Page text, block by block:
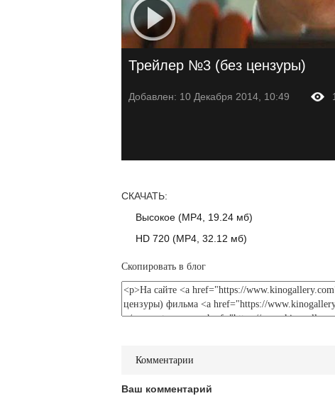
Трейлер №3 (без цензуры)
Добавлен: 10 Декабря 2014, 10:49
СКАЧАТЬ:
Высокое (MP4, 19.24 мб)
HD 720 (MP4, 32.12 мб)
Скопировать в блог
Комментарии
Ваш комментарий